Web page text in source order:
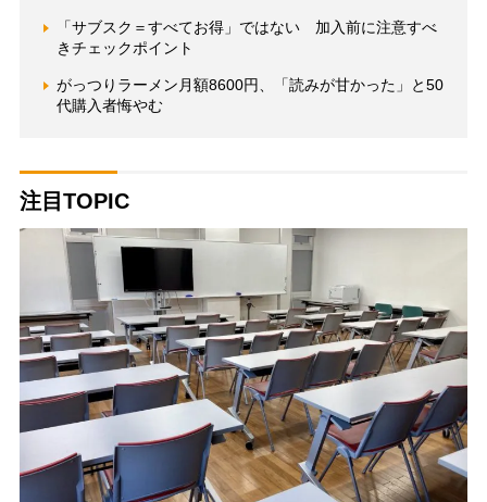
「サブスク＝すべてお得」ではない 加入前に注意すべ
きチェックポイント
がっつりラーメン月額8600円、「読みが甘かった」と50
代購入者悔やむ
注目TOPIC